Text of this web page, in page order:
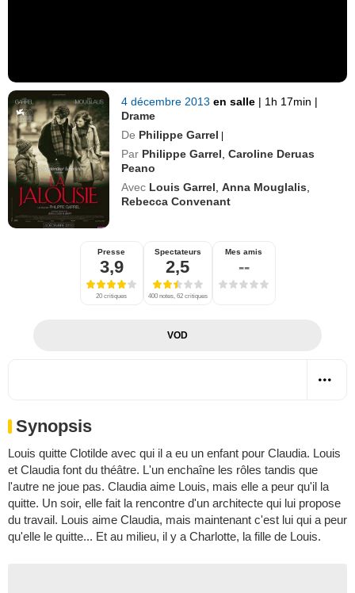
4 décembre 2013en salle | 1h 17min |
Drame
De Philippe Garrel |
Par Philippe Garrel ,Caroline Deruas
Peano
Avec Louis Garrel ,Anna Mouglalis
Rebecca Convenant
Presse
3,9
20 critiques
Spectateurs
2,5
400 notes, 62 critiques
Mes amis
--
VOD
Synopsis
Louis quitte Clotilde avec qui il a eu un enfant pour Claudia. Louis
et Claudia font du théâtre. L'un enchaîne les rôles tandis que
l'autre ne joue pas. Claudia aime Louis, mais elle a peur qu'il la
quitte. Un soir, elle fait la rencontre d'un architecte qui lui propose
du travail. Louis aime Claudia, mais maintenant c'est lui qui a peur
qu'elle le quitte... Et au milieu, il y a Charlotte, la fille de Louis.